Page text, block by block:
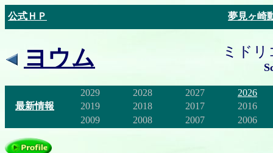
公式ＨＰ 夢見ヶ崎
ヨウム ミド
最新情報
2029 2028 2027
2026
2019
2018 2017
2016
2009
2008 2007 2006